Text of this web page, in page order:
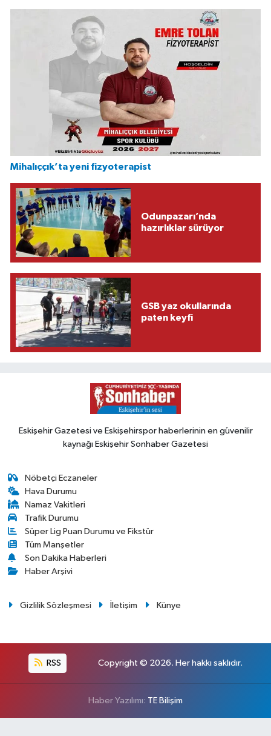
Mihalıççık’ta yeni fizyoterapist
Odunpazarı’nda
hazırlıklar sürüyor
GSB yaz okullarında
paten keyfi
Eskişehir Gazetesi ve Eskişehirspor haberlerinin en güvenilir
kaynağı Eskişehir Sonhaber Gazetesi
Nöbetçi Eczaneler
Hava Durumu
Namaz Vakitleri
Trafik Durumu
Süper Lig Puan Durumu ve Fikstür
Tüm Manşetler
Son Dakika Haberleri
Haber Arşivi
Gizlilik Sözleşmesi İletişim Künye
RSS Copyright © 2026. Her hakkı saklıdır.
Haber Yazılımı: TE Bilişim